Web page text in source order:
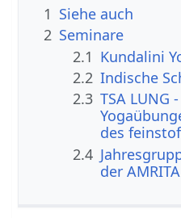
1 Siehe auch
2 Seminare
2.1 Kundalini
2.2 Indische
2.3 TSA LUNG
des
2.4
der